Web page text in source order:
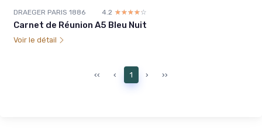
DRAEGER PARIS 1886 4.2 ☆☆☆☆☆
★★★★★
Carnet de Réunion A5 Bleu Nuit
Voir le détail
‹‹ ‹ 1 › ››